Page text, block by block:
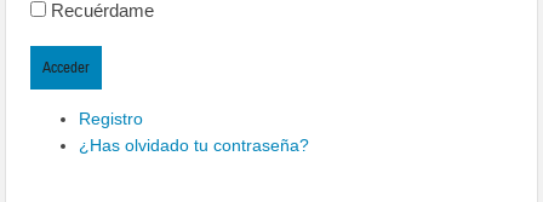
Recuérdame
Acceder
Registro
¿Has olvidado tu contraseña?